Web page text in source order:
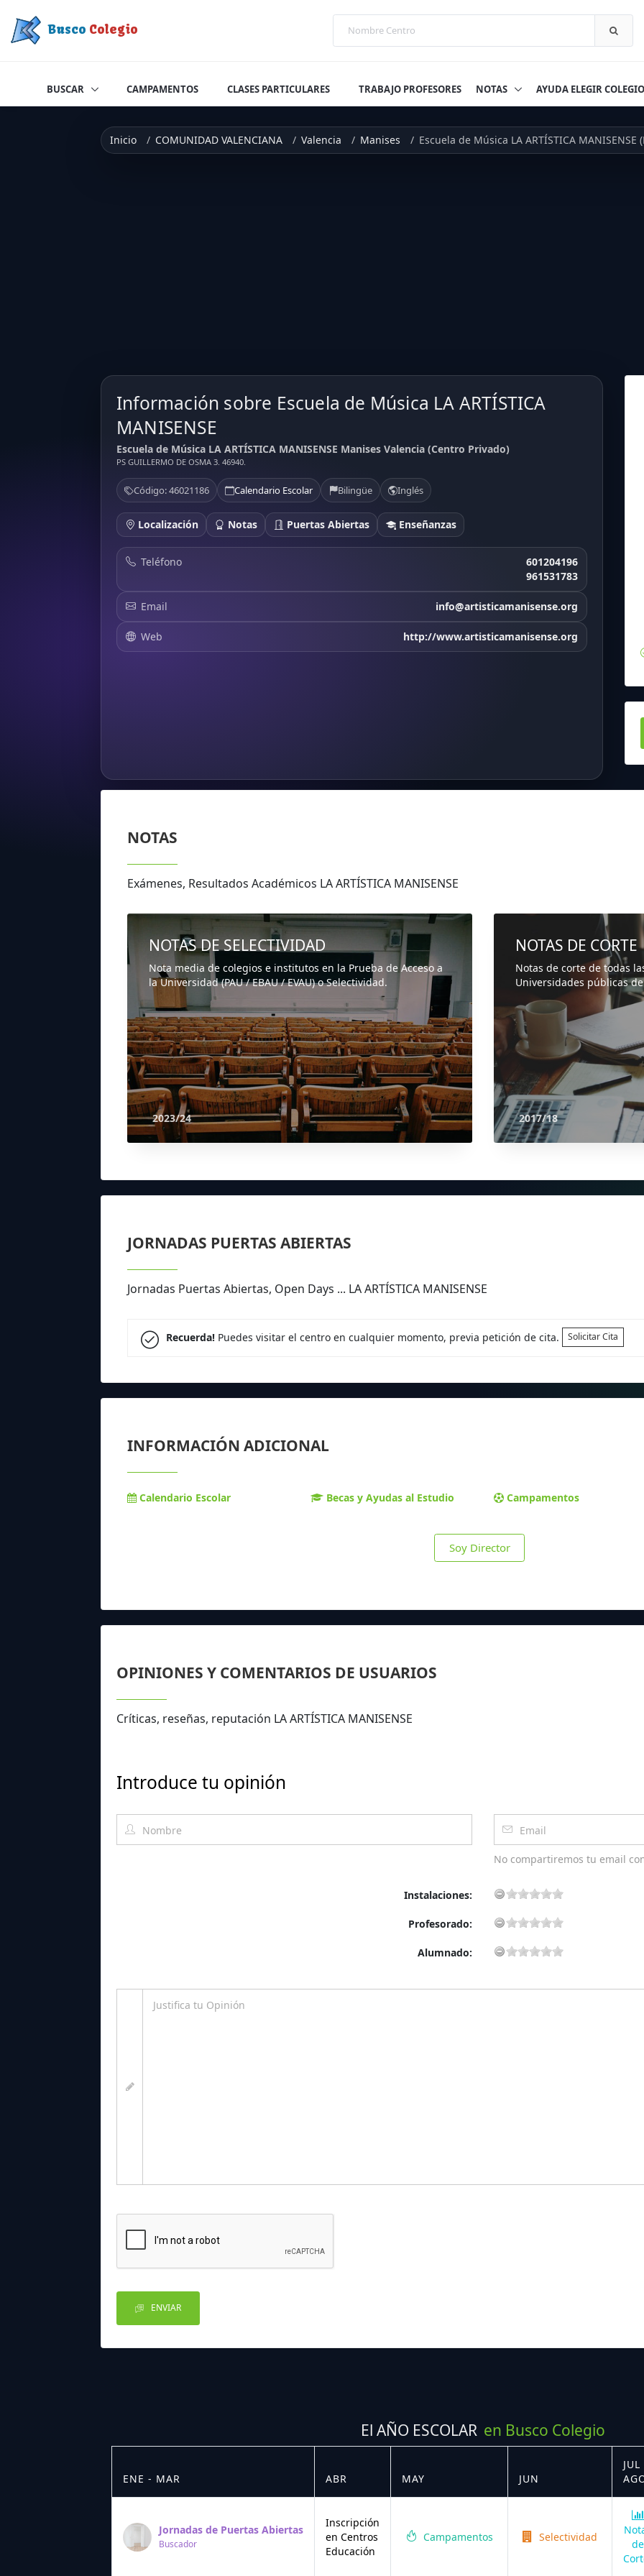
Busco Colegio
BUSCAR CAMPAMENTOS CLASES PARTICULARES TRABAJO PROFESORES NOTAS AYUDA ELEGIR COLEGIO
Inicio COMUNIDAD VALENCIANA Valencia Manises Escuela de Música LA ARTÍSTICA MANISENSE
Información sobre Escuela de Música LA ARTÍSTICA
MANISENSE
Escuela de Música LA ARTÍSTICA MANISENSE Manises Valencia (Centro Privado)
PS GUILLERMO DE OSMA 3. 46940.
Código: 46021186 Calendario Escolar Bilingüe Inglés
Localización Notas Puertas Abiertas Enseñanzas
Teléfono
601204196
961531783
Email info@artisticamanisense.org
Web
http://www.artisticamanisense.org
NOTAS
Exámenes, Resultados Académicos LA ARTÍSTICA MANISENSE
NOTAS DE SELECTIVIDAD
Nota media de colegios e institutos en la Prueba de Acceso a
la Universidad (PAU / EBAU / EVAU) o Selectividad.
2023/24
NOTAS DE CORTE
Notas de corte de todas
Universidades públicas
2017/18
JORNADAS PUERTAS ABIERTAS
Jornadas Puertas Abiertas, Open Days ... LA ARTÍSTICA MANISENSE
Recuerda!Puedes visitar el centro en cualquier momento, previa petición de cita. Solicitar Cita
INFORMACIÓN ADICIONAL
Calendario Escolar Becas y Ayudas al Estudio Campamentos
Soy Director
OPINIONES Y COMENTARIOS DE USUARIOS
Críticas, reseñas, reputación LA ARTÍSTICA MANISENSE
Introduce tu opinión
No compartiremos tu email
Instalaciones:
Profesorado:
Alumnado:
ENVIAR
El AÑO ESCOLAR en Busco Colegio
ENE - MAR ABR MAY JUN
JUL
Jornadas de Puertas Abiertas
Buscador
Inscripción
en Centros
Educación
Campamentos Selectividad
de